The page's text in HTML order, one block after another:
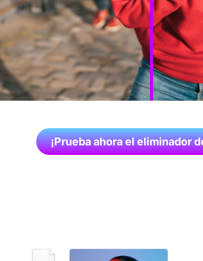
¡Prueba ahora el eliminador